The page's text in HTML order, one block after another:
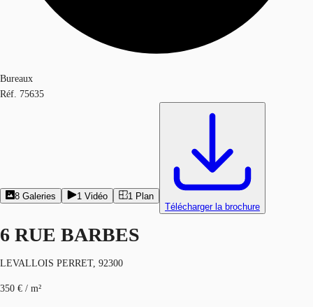
Bureaux
Réf. 75635
8 Galeries 1 Vidéo 1 Plan
Télécharger la brochure
6 RUE BARBES
LEVALLOIS PERRET, 92300
350 € / m²